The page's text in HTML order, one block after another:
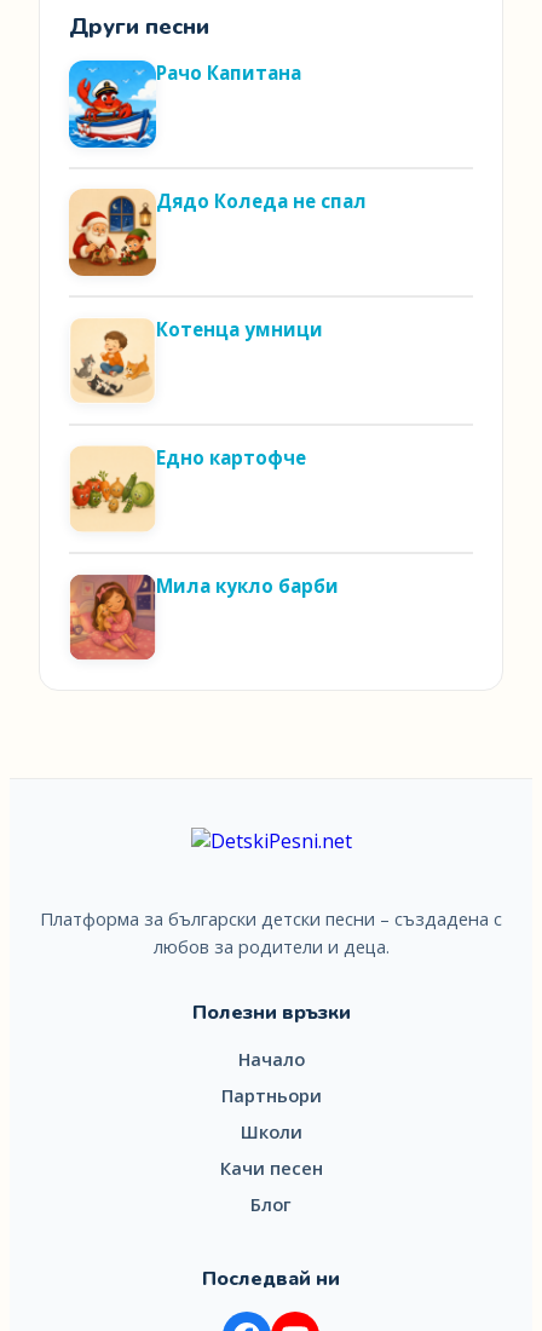
Други песни
Рачо Капитана
Дядо Коледа не спал
Котенца умници
Едно картофче
Мила кукло барби
Платформа за български детски песни – създадена с
любов за родители и деца.
Полезни връзки
Начало
Партньори
Школи
Качи песен
Блог
Последвай ни